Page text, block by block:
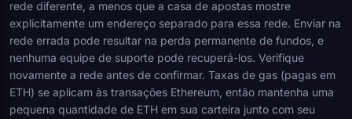
rede diferente, a menos que a casa de apostas mostre
explicitamente um endereço separado para essa rede. Enviar na
rede errada pode resultar na perda permanente de fundos, e
nenhuma equipe de suporte pode recuperá-los. Verifique
novamente a rede antes de confirmar. Taxas de gas (pagas em
ETH) se aplicam às transações Ethereum, então mantenha uma
pequena quantidade de ETH em sua carteira junto com seu